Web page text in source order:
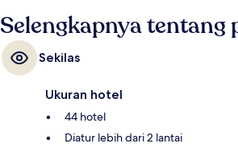
Selengkapnya
Sekilas
Ukuran hotel
44 hotel
Diatur lebih dari 2 lantai